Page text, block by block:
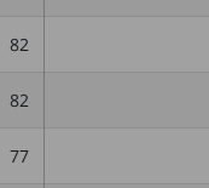
82
82
77